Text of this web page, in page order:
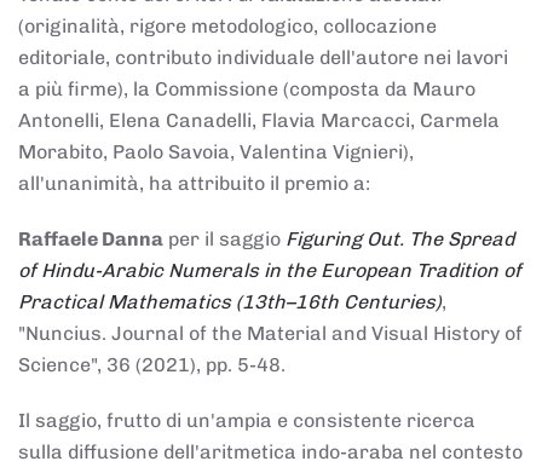
(originalità, rigore metodologico, collocazione
editoriale, contributo individuale dell'autore nei lavori
a più firme), la Commissione (composta da Mauro
Antonelli, Elena Canadelli, Flavia Marcacci, Carmela
Morabito, Paolo Savoia, Valentina Vignieri),
all'unanimità, ha attribuito il premio a:
Raffaele Danna per il saggio Figuring Out. The Spread
of Hindu-Arabic Numerals in the European Tradition of
Practical Mathematics (13th–16th Centuries),
"Nuncius. Journal of the Material and Visual History of
Science", 36 (2021), pp. 5-48.
Il saggio, frutto di un'ampia e consistente ricerca
sulla diffusione dell'aritmetica indo-araba nel contesto